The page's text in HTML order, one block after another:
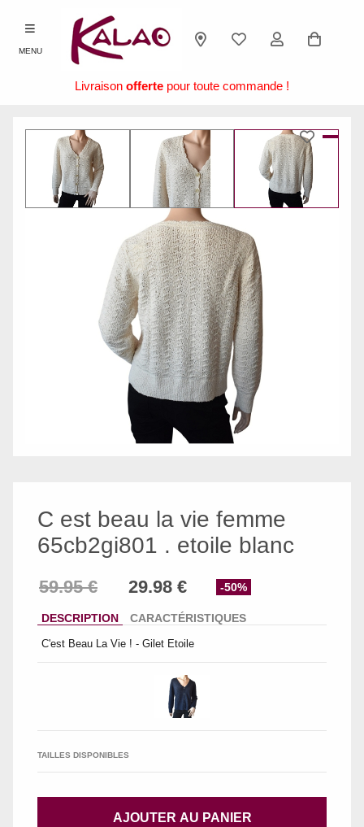
MENU
Livraison offerte pour toute commande !
C est beau la vie femme
65cb2gi801 . etoile blanc
-50%
DESCRIPTION CARACTÉRISTIQUES
C'est Beau La Vie ! - Gilet Etoile
TAILLES DISPONIBLES
AJOUTER AU PANIER